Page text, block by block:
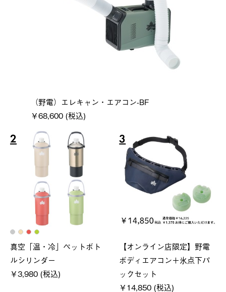
（野電）エレキャン・エアコン-BF
￥68,600 (税込)
2
真空「温・冷」ペットボト
ルシリンダー
￥3,980 (税込)
3
【オンライン店限定】野電
ボディエアコン＋氷点下パ
ックセット
￥14,850 (税込)